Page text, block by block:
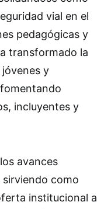
vial en el
pedagógicas y
transformado la
y
incluyentes y
avances
como
institucional a